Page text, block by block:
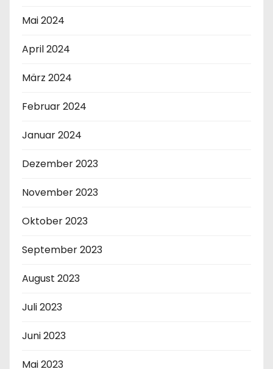
Mai 2024
April 2024
März 2024
Februar 2024
Januar 2024
Dezember 2023
November 2023
Oktober 2023
September 2023
August 2023
Juli 2023
Juni 2023
Mai 2023